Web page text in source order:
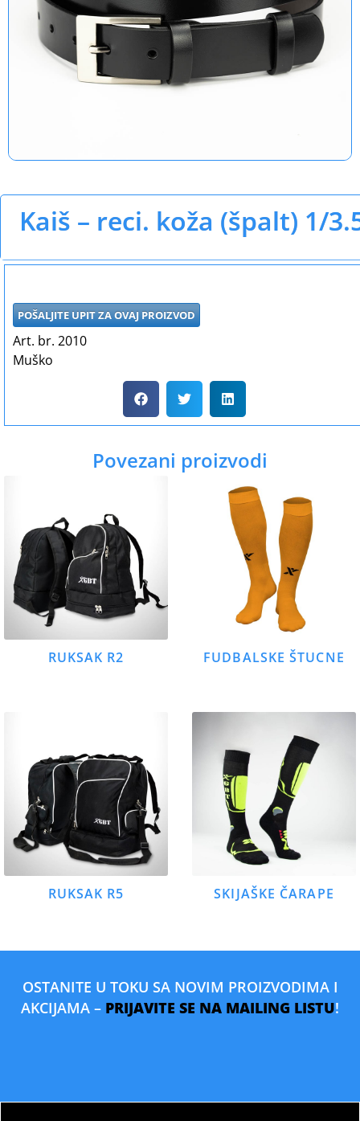
Kaiš – reci. koža (špalt) 1/
POŠALJITE UPIT ZA OVAJ PROIZVOD
Art. br. 2010
Muško
Povezani proizvodi
RUKSAK R2 FUDBALSKE ŠTUCNE
RUKSAK R5 SKIJAŠKE ČARAPE
OSTANITE U TOKU SA NOVIM PROIZVODIMA I
AKCIJAMA – PRIJAVITE SE NA MAILING LISTU!